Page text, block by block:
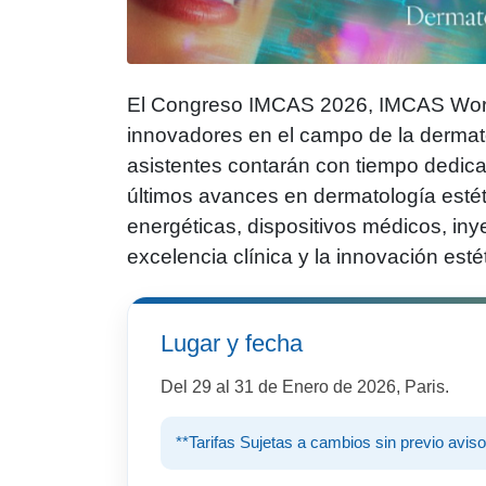
El Congreso IMCAS 2026, IMCAS
innovadores en el campo de la
asistentes contarán con tiempo
últimos avances en dermatología
energéticas, dispositivos médicos,
excelencia clínica y la innovación
Lugar y fecha
Del 29 al 31 de Enero de 2026, Paris.
**Tarifas Sujetas a cambios sin previo